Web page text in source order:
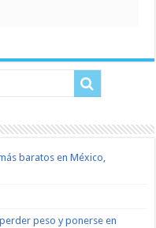
baratos en México,
peso y ponerse en